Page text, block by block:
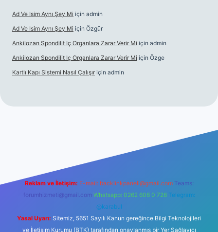
Ad Ve Isim Aynı Şey Mi için admin
Ad Ve Isim Aynı Şey Mi için Özgür
Ankilozan Spondilit Iç Organlara Zarar Verir Mi için admin
Ankilozan Spondilit Iç Organlara Zarar Verir Mi için Özge
Kartlı Kapı Sistemi Nasıl Çalışır için admin
Reklam ve İletişim: E-mail: backlinkpaneli@gmail.com Teams:
forumhizmeti@gmail.com Whatsapp: 0262 606 0 726 Telegram:
@karabul
Yasal Uyarı: Sitemiz, 5651 Sayılı Kanun gereğince Bilgi Teknolojileri
ve İletişim Kurumu (BTK) tarafından onaylanmış bir Yer Sağlayıcı